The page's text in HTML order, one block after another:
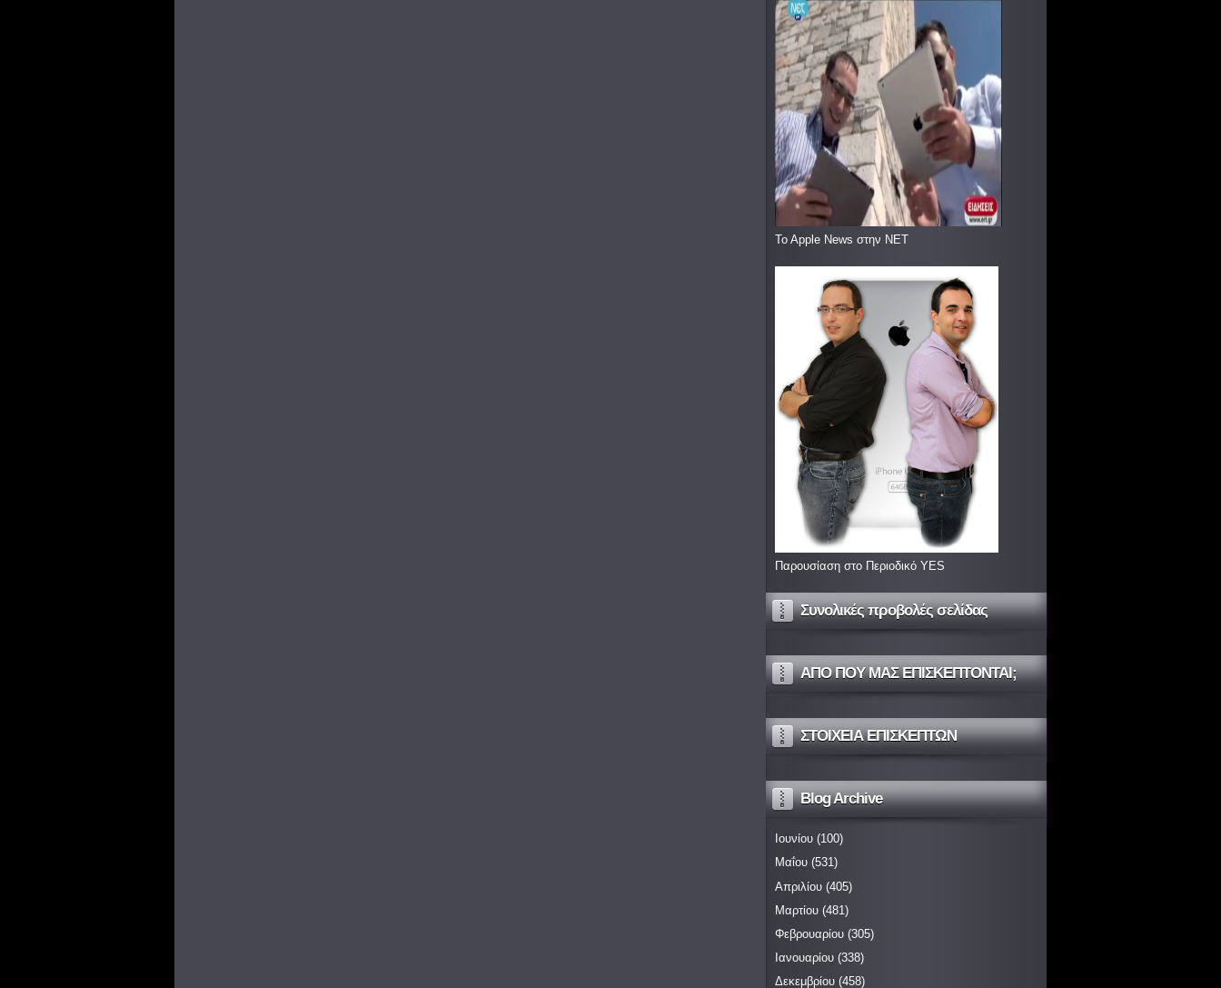
To Apple News στην ΝΕΤ
Παρουσίαση στο Περιοδικό YES
Συνολικές προβολές σελίδας
ΑΠΟ ΠΟΥ ΜΑΣ ΕΠΙΣΚΕΠΤΟΝΤΑΙ;
ΣΤΟΙΧΕΙΑ ΕΠΙΣΚΕΠΤΩΝ
Blog Archive
Ιουνίου (100)
Μαΐου (531)
Απριλίου (405)
Μαρτίου (481)
Φεβρουαρίου (305)
Ιανουαρίου (338)
Δεκεμβρίου (458)